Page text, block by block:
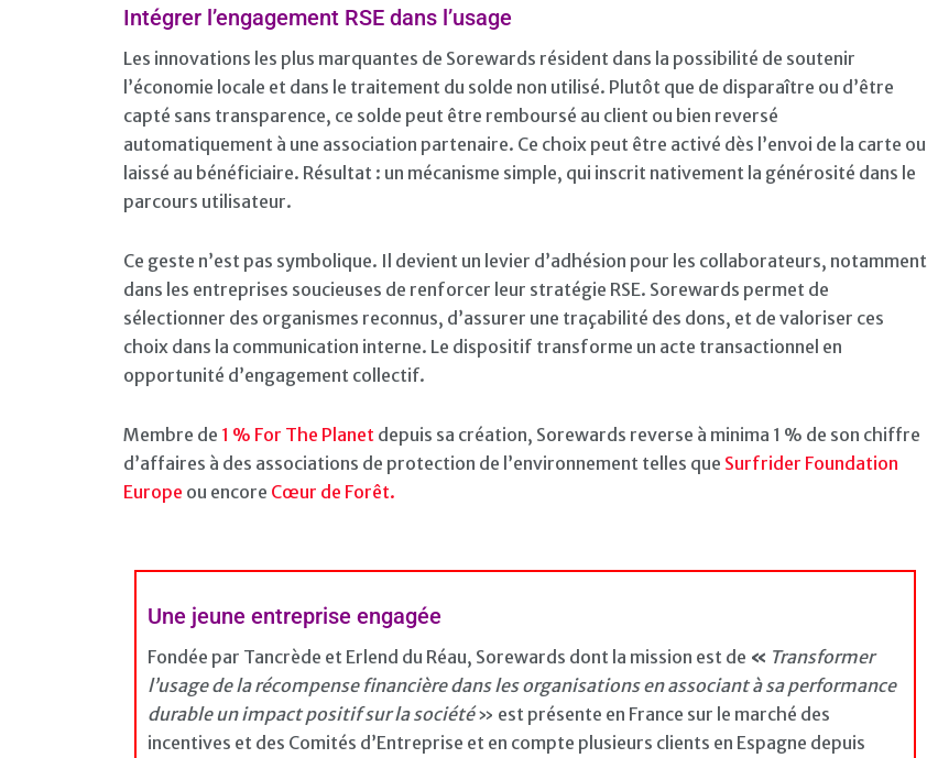
Intégrer l’engagement RSE dans l’usage
Les innovations les plus marquantes de Sorewards résident dans la possibilité de soutenir
l’économie locale et dans le traitement du solde non utilisé. Plutôt que de disparaître ou d’être
capté sans transparence, ce solde peut être remboursé au client ou bien reversé
automatiquement à une association partenaire. Ce choix peut être activé dès l’envoi de la carte ou
laissé au bénéficiaire. Résultat : un mécanisme simple, qui inscrit nativement la générosité dans le
parcours utilisateur.
Ce geste n’est pas symbolique. Il devient un levier d’adhésion pour les collaborateurs, notamment
dans les entreprises soucieuses de renforcer leur stratégie RSE. Sorewards permet de
sélectionner des organismes reconnus, d’assurer une traçabilité des dons, et de valoriser ces
choix dans la communication interne. Le dispositif transforme un acte transactionnel en
opportunité d’engagement collectif.
Membre de 1 % For The Planet depuis sa création, Sorewards reverse à minima 1 % de son chiffre
d’affaires à des associations de protection de l’environnement telles que Surfrider Foundation
Europe ou encore Cœur de Forêt.
Une jeune entreprise engagée
Fondée par Tancrède et Erlend du Réau, Sorewards dont la mission est de « Transformer
l’usage de la récompense financière dans les organisations en associant à sa performance
durable un impact positif sur la société» est présente en France sur le marché des
incentives et des Comités d’Entreprise et en compte plusieurs clients en Espagne depuis